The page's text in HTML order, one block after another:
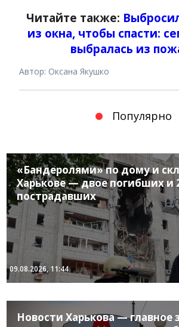
Читайте также:
из окна, чтобы спасти:
выбралась из
Автор: Оксана Якушко
Популярно
«Бандеролями» по дому и
Харькове — двое погибших и
пострадавших
09.08.2026, 11:44
Новости Харькова — главное